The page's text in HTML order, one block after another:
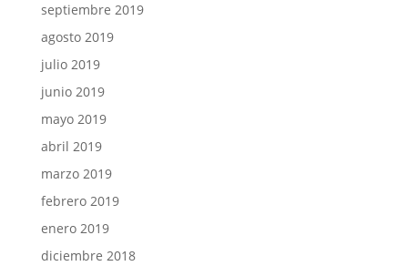
septiembre 2019
agosto 2019
julio 2019
junio 2019
mayo 2019
abril 2019
marzo 2019
febrero 2019
enero 2019
diciembre 2018